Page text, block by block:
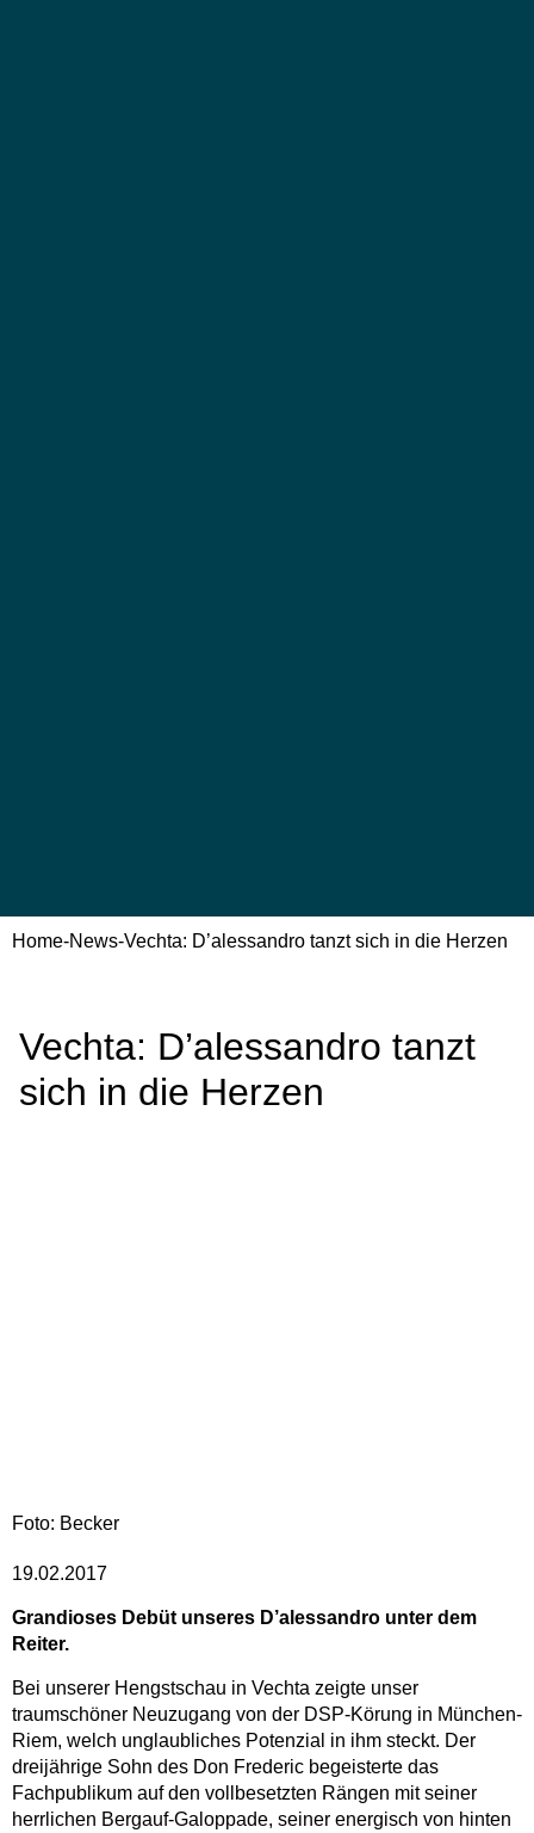
Home-News-Vechta: D’alessandro tanzt sich in die Herzen
Vechta: D’alessandro tanzt
sich in die Herzen
Foto: Becker
19.02.2017
Grandioses Debüt unseres D’alessandro unter dem
Reiter.
Bei unserer Hengstschau in Vechta zeigte unser
traumschöner Neuzugang von der DSP-Körung in München-
Riem, welch unglaubliches Potenzial in ihm steckt. Der
dreijährige Sohn des Don Frederic begeisterte das
Fachpublikum auf den vollbesetzten Rängen mit seiner
herrlichen Bergauf-Galoppade, seiner energisch von hinten